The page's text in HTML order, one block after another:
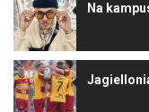
Na